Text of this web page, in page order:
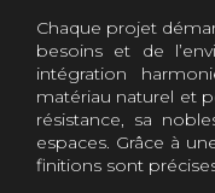
Chaque projet
besoins et de
intégration
matériau naturel et
résistance, sa
espaces. Grâce à
finitions sont